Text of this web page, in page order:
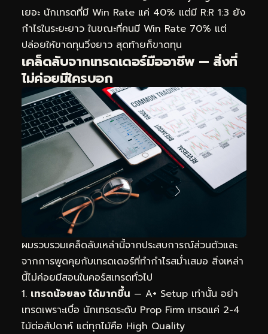
เยอะ นักเทรดที่มี Win Rate แค่ 40% แต่มี R:R 1:3 ยัง
กำไรในระยะยาว ในขณะที่คนมี Win Rate 70% แต่
ปล่อยให้ขาดทุนวิ่งยาว สุดท้ายก็ขาดทุน
เคล็ดลับจากเทรดเดอร์มืออาชีพ — สิ่งที่
ไม่ค่อยมีใครบอก
ผมรวบรวมเคล็ดลับเหล่านี้จากประสบการณ์ส่วนตัวและ
จากการพูดคุยกับเทรดเดอร์ที่ทำกำไรสม่ำเสมอ สิ่งเหล่า
นี้ไม่ค่อยมีสอนในคอร์สเทรดทั่วไป
เทรดน้อยลง ได้มากขึ้น — A+ Setup เท่านั้น อย่า
เทรดเพราะเบื่อ นักเทรดระดับ Prop Firm เทรดแค่ 2-4
ไม้ต่อสัปดาห์ แต่ทุกไม้คือ High Quality